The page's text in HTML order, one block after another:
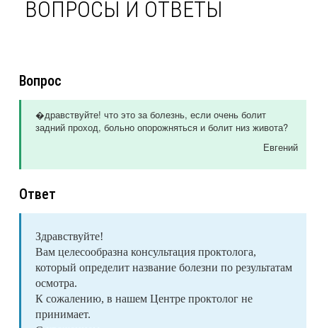
ВОПРОСЫ И ОТВЕТЫ
Вопрос
�дравствуйте! что это за болезнь, если очень болит
задний проход, больно опорожняться и болит низ живота?
Евгений
Ответ
Здравствуйте!
Вам целесообразна консультация проктолога,
который определит название болезни по результатам
осмотра.
К сожалению, в нашем Центре проктолог не
принимает.